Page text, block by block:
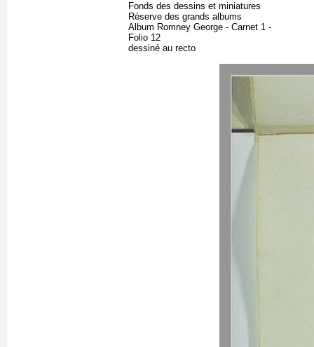
Fonds des dessins et miniatures
Réserve des grands albums
Album Romney George - Carnet 1 -
Folio 12
dessiné au recto